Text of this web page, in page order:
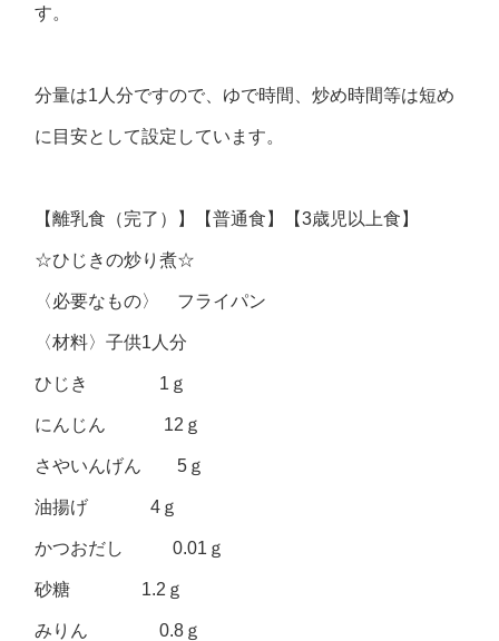
す。
分量は1人分ですので、ゆで時間、炒め時間等は短め
に目安として設定しています。
【離乳食（完了）】【普通食】【3歳児以上食】
☆ひじきの炒り煮☆
〈必要なもの〉 フライパン
〈材料〉子供1人分
ひじき 1ｇ
にんじん 12ｇ
さやいんげん 5ｇ
油揚げ 4ｇ
かつおだし 0.01ｇ
砂糖 1.2ｇ
みりん 0.8ｇ